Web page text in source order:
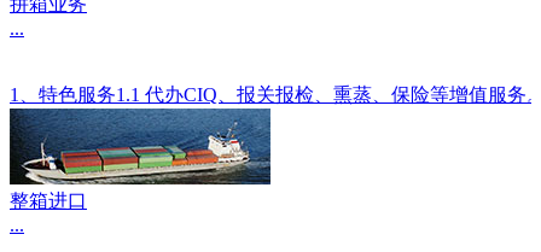
...
1、特色服务1.1 代办CIQ、报关报检、熏蒸、保险等增值服
整箱进口
...